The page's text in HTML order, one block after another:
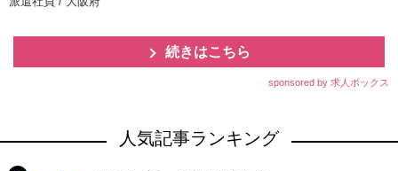
続きはこちら
sponsored by 求人ボックス
人気記事ランキング